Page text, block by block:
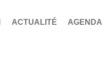
ACTUALITÉ AGENDA